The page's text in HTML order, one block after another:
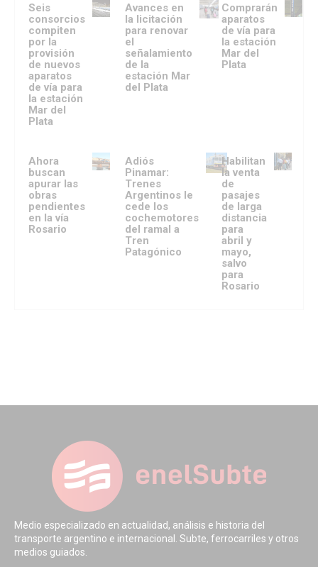
Seis
consorcios
compiten
por la
provisión
de nuevos
aparatos
de vía para
la estación
Mar del
Plata
Avances en
la licitación
para renovar
el
señalamiento
de la
estación Mar
del Plata
Comprarán
aparatos
de vía para
la estación
Mar del
Plata
Ahora
buscan
apurar las
obras
pendientes
en la vía
Rosario
Adiós
Pinamar:
Trenes
Argentinos le
cede los
cochemotores
del ramal a
Tren
Patagónico
Habilitan
la venta
de
pasajes
de larga
distancia
para
abril y
mayo,
salvo
para
Rosario
Medio especializado en actualidad, análisis e historia del
transporte argentino e internacional. Subte, ferrocarriles y otros
medios guiados.